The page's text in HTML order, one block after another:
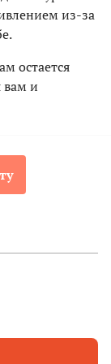
из-за
остается
вам и